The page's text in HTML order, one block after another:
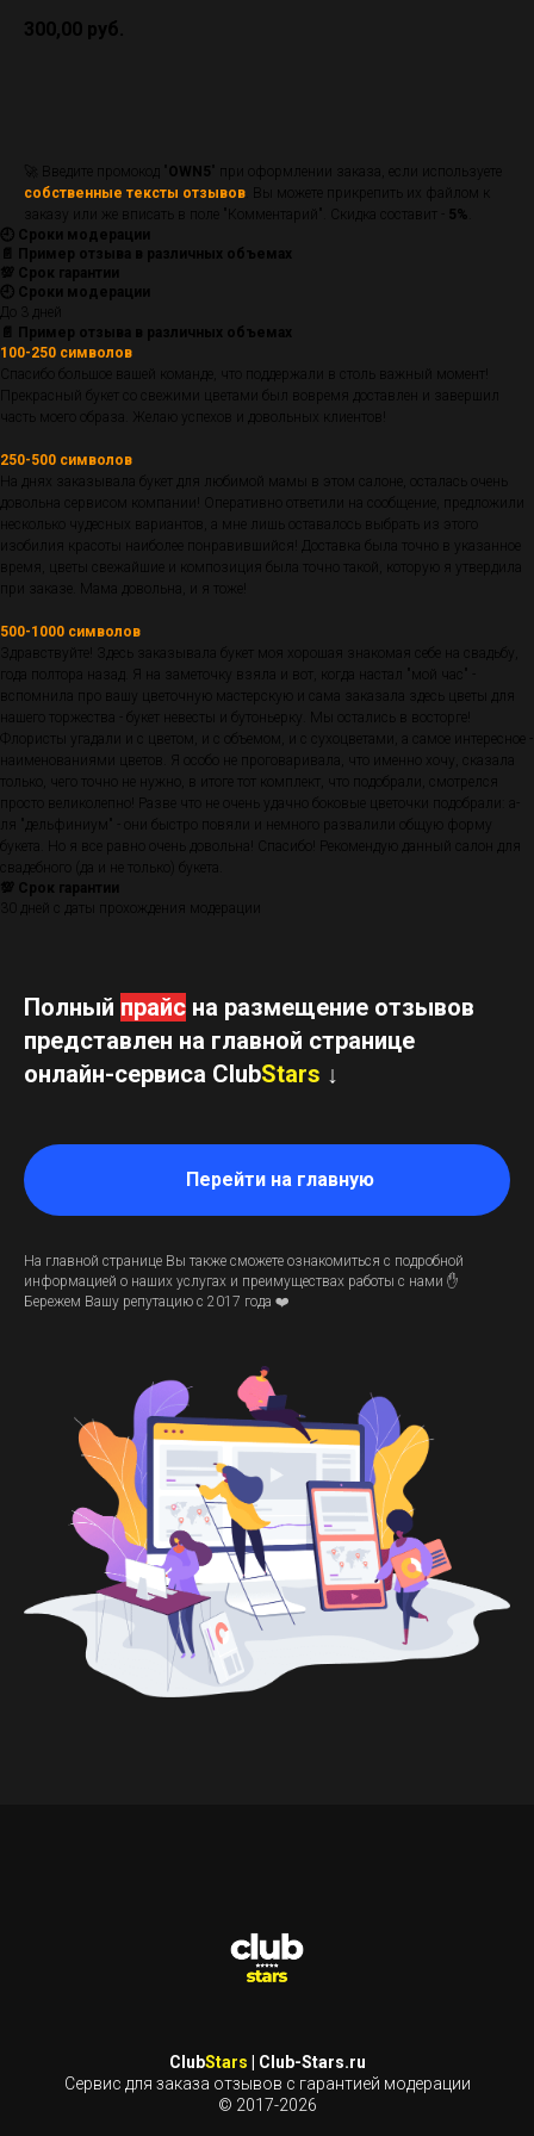
300,00 руб.
🚀 Введите промокод " OWN5 " при оформлении заказа, если используете
собственные тексты отзывов . Вы можете прикрепить их файлом к
заказу или же вписать в поле "Комментарий". Скидка составит -
5%
🕘 Сроки модерации
📄 Пример отзыва в различных объемах
💯 Срок гарантии
🕘 Сроки модерации
До 3 дней
📄 Пример отзыва в различных объемах
100-250 символов
Спасибо большое вашей команде, что поддержали в столь важный момент!
Прекрасный букет со свежими цветами был вовремя доставлен и завершил
часть моего образа. Желаю успехов и довольных клиентов!
250-500 символов
На днях заказывала букет для любимой мамы в этом салоне, осталась очень
довольна сервисом компании! Оперативно ответили на сообщение, предложили
несколько чудесных вариантов, а мне лишь оставалось выбрать из этого
изобилия красоты наиболее понравившийся! Доставка была точно в указанное
время, цветы свежайшие и композиция была точно такой, которую я утвердила
при заказе. Мама довольна, и я тоже!
500-1000 символов
Здравствуйте! Здесь заказывала букет моя хорошая знакомая себе на свадьбу,
года полтора назад. Я на заметочку взяла и вот, когда настал "мой час" -
вспомнила про вашу цветочную мастерскую и сама заказала здесь цветы для
нашего торжества - букет невесты и бутоньерку. Мы остались в восторге!
Флористы угадали и с цветом, и с объемом, и с сухоцветами, а самое интересное -
наименованиями цветов. Я особо не проговаривала, что именно хочу, сказала
только, чего точно не нужно, в итоге тот комплект, что подобрали, смотрелся
просто великолепно! Разве что не очень удачно боковые цветочки подобрали: а-
ля "дельфиниум" - они быстро повяли и немного развалили общую форму
букета. Но я все равно очень довольна! Спасибо! Рекомендую данный салон для
свадебного (да и не только) букета.
💯 Срок гарантии
30 дней с даты прохождения модерации
Полный прайс на размещение отзывов
представлен на главной странице
онлайн-сервиса ClubStars ↓
Перейти на главную
На главной странице Вы также сможете ознакомиться с подробной
информацией о наших услугах и преимуществах работы с нами ✋
Бережем Вашу репутацию с 2017 года ❤️
ClubStars
| Club-Stars.ru
Сервис для заказа отзывов с гарантией модерации
© 2017-2026